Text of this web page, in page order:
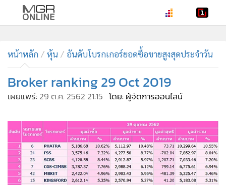
• ทันเหตุการณ์
• ภาคใต้
• ภูมิภาค
• Online Section
• ผู้จัดการรายวัน
• คอลัมนิสต์
• ละคร
• CbizReview
หน้าหลัก หุ้น อันดับโบรกเกอร์ยอดซื้อขายสูงสุดประจำวัน
Broker ranking 29 Oct 2019
เผยแพร่: 29 ต.ค. 2562 21:15 โดย: ผู้จัดการออนไลน์